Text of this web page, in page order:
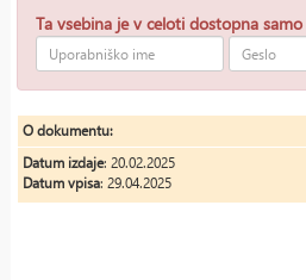
Ta vsebina je v celoti dostopna
O dokumentu:
Datum izdaje: 20.02.2025
Datum vpisa: 29.04.2025